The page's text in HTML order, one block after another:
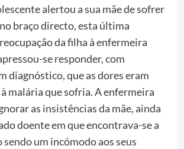
alertou a sua mãe de sofrer
braço directo, esta última
da filha à enfermeira
se responder, com
diagnóstico, que as dores eram
malária que sofria. A enfermeira
as insistências da mãe, ainda
doente em que encontrava-se a
um incómodo aos seus